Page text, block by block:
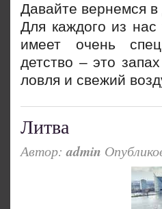
Давайте вернемся в
Для каждого из нас
имеет очень
детство – это
ловля и свежий
Литва
Автор:admin